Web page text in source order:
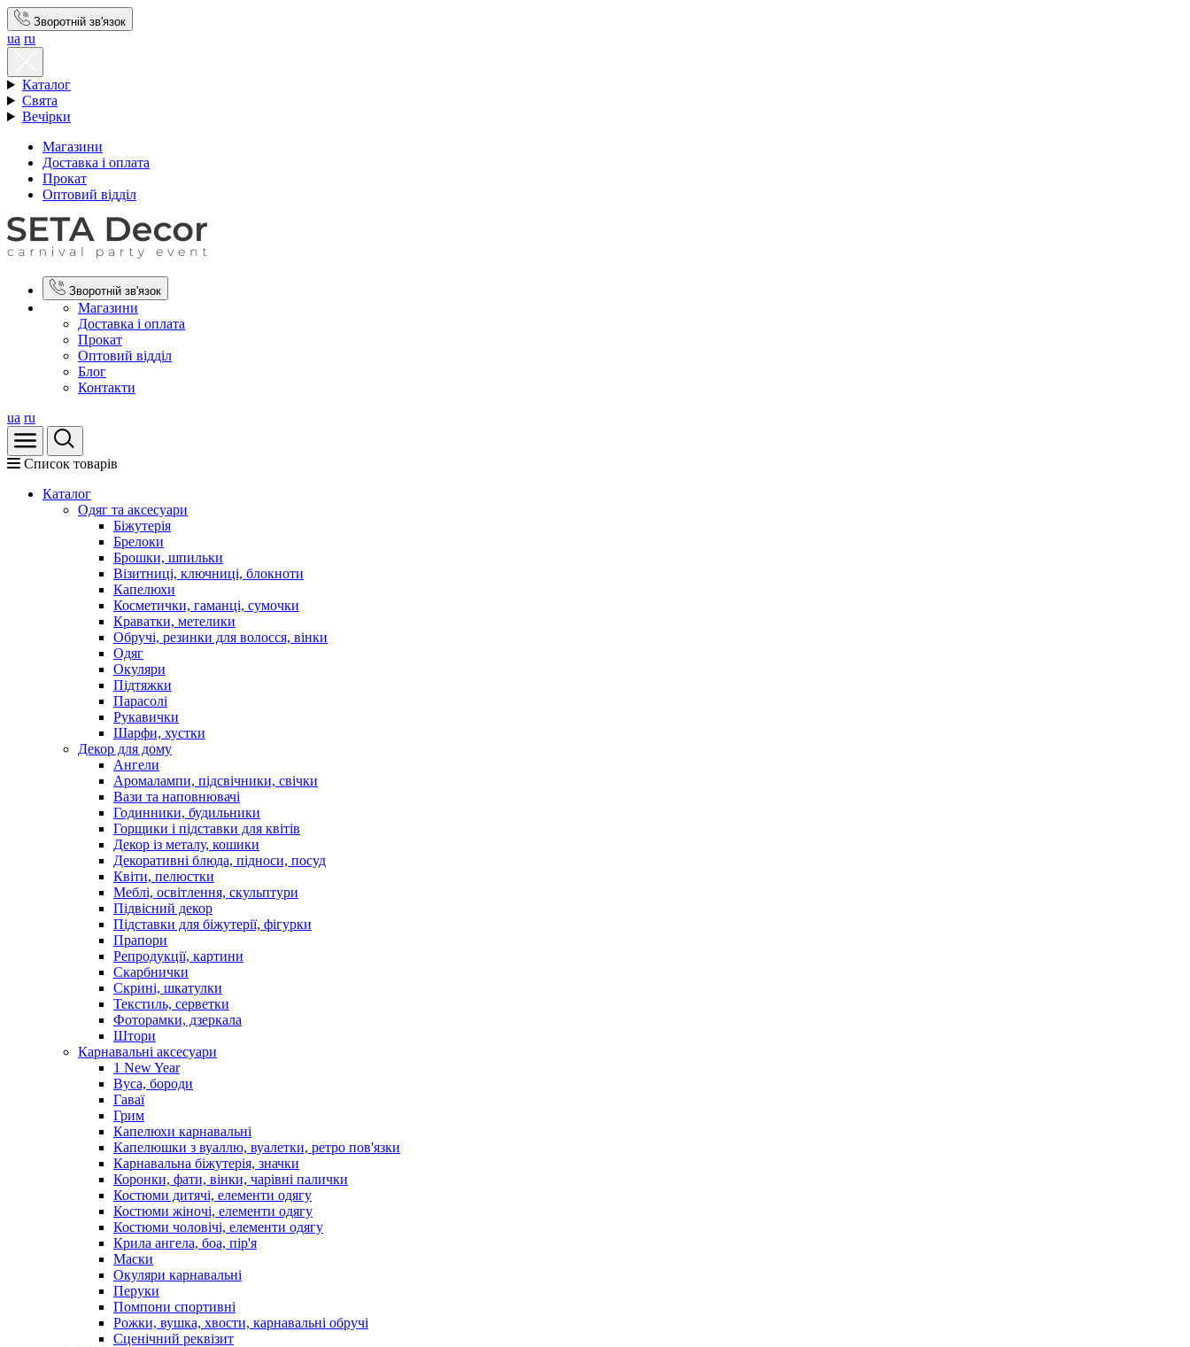
Зворотній зв'язок
ua ru
Каталог
Свята
Вечірки
Магазини
Доставка і оплата
Прокат
Оптовий відділ
Зворотній зв'язок
Магазини
Доставка і оплата
Прокат
Оптовий відділ
Блог
Контакти
ua ru
Список товарів
Каталог
Oдяг та аксесуари
Біжутерія
Брелоки
Брошки, шпильки
Візитниці, ключниці, блокноти
Капелюхи
Косметички, гаманці, сумочки
Краватки, метелики
Обручі, резинки для волосся, вінки
Одяг
Окуляри
Підтяжки
Парасолі
Рукавички
Шарфи, хустки
Декор для дому
Ангели
Аромалампи, підсвічники, свічки
Вази та наповнювачі
Годинники, будильники
Горщики і підставки для квітів
Декор із металу, кошики
Декоративні блюда, підноси, посуд
Квіти, пелюстки
Меблі, освітлення, скульптури
Підвісний декор
Підставки для біжутерії, фігурки
Прапори
Репродукції, картини
Скарбнички
Скрині, шкатулки
Текстиль, серветки
Фоторамки, дзеркала
Штори
Карнавальні аксесуари
1 New Year
Вуса, бороди
Гаваї
Грим
Капелюхи карнавальні
Капелюшки з вуаллю, вуалетки, ретро пов'язки
Карнавальна біжутерія, значки
Коронки, фати, вінки, чарівні палички
Костюми дитячі, елементи одягу
Костюми жіночі, елементи одягу
Костюми чоловічі, елементи одягу
Крила ангела, боа, пір'я
Маски
Окуляри карнавальні
Перуки
Помпони спортивні
Рожки, вушка, хвости, карнавальні обручі
Сценічний реквізит